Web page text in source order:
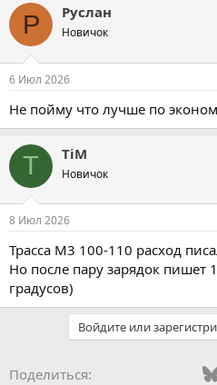
Р Руслан
Новичок
6 Июл 2026
Не пойму что лучше по
T TiM
Новичок
8 Июл 2026
Трасса М3 100-110 расход
Но после пару зарядок пишет
градусов)
Войдите или
Поделиться: